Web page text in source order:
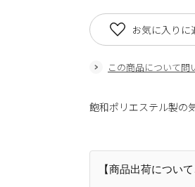
この商品について問
お気に入りに
飽和ポリエステル製の
【商品出荷について